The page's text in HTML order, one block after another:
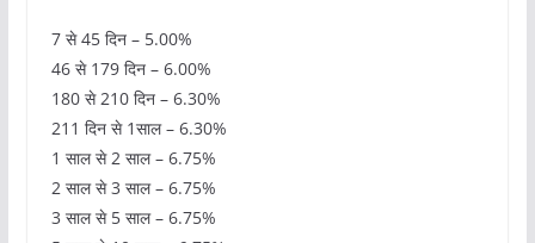
7 से 45 दिन – 5.00%
46 से 179 दिन – 6.00%
180 से 210 दिन – 6.30%
211 दिन से 1साल – 6.30%
1 साल से 2 साल – 6.75%
2 साल से 3 साल – 6.75%
3 साल से 5 साल – 6.75%